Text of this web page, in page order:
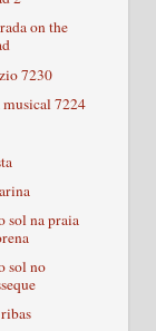
on the
7230
musical 7224
sol na praia
sol no